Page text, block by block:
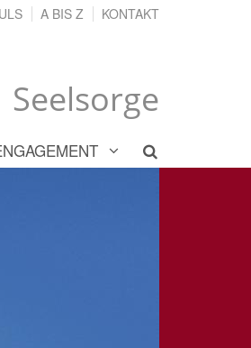
Seelsorge
A BIS Z KONTAKT